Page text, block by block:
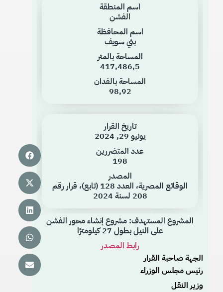
اسم المنطقة
الفشن
اسم المحافظة
بني سويف
المساحة بالمتر
417,486,5
المساحة بالفدان
98٫92
تاريخ القرار
يونيو 29, 2024
عدد المتضررين
198
المصدر
الوقائع المصرية، العدد 128 (تابع)، قرار رقم
208 لسنة 2024
المشروع المستهدف: مشروع إنشاء محور الفشن
على النيل بطول 27 كيلومترًا
رابط المصدر
الجهة صاحبة القرار
رئيس مجلس الوزراء
وزير النقل